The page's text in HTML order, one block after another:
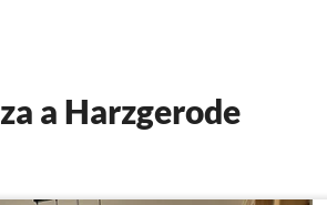
a Harzgerode